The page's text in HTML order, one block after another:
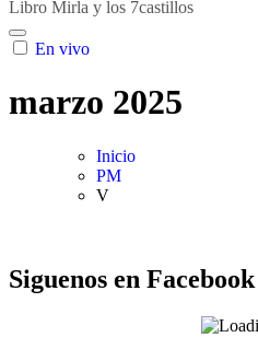
Libro Mirla y los 7castillos
En vivo
marzo 2025
Inicio
PM
V
Siguenos en Facebook